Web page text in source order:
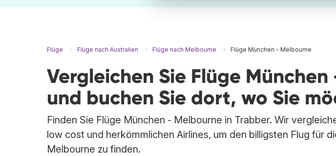
Flüge Flüge nach Australien Flüge nach Melbourne Flüge München - Melbourne
Vergleichen Sie Flüge
und buchen Sie dort, wo Sie
Finden Sie Flüge München - Melbourne in Trabber. Wir
low cost und herkömmlichen Airlines, um den billigsten Flug für
Melbourne zu finden.